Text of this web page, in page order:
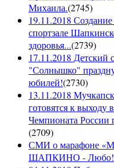
Михаила.(2745)
19.11.2018
спортзале
здоровья...(2739)
17.11.2018 Детский
"Солнышко"
юбилей!(2730)
13.11.2018
готовятся к выходу
Чемпионата России
(2709)
СМИ о марафоне
ШАПКИНО -